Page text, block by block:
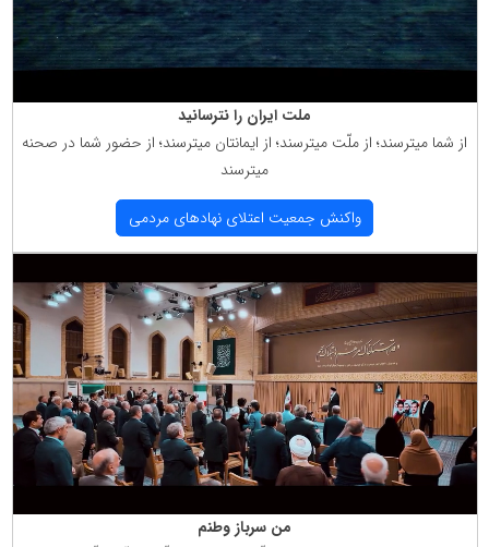
ملت ایران را نترسانید
از شما میترسند؛ از ملّت میترسند؛ از ایمانتان میترسند؛ از حضور شما در صحنه
میترسند
واكنش جمعیت اعتلای نهادهای مردمی
من سرباز وطنم